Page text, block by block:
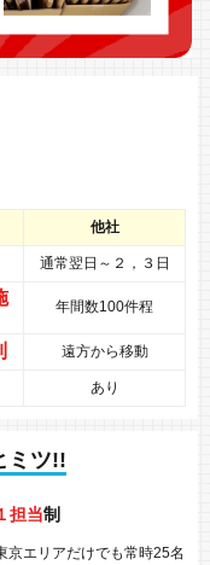
他社
通常翌日～２，３日
年間数100件程
遠方から移動
あり
ミツ!!
担当制
京エリアだけでも常時25名